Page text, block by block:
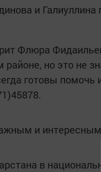
и
Флюра
но это не
готовы помочь
и
в